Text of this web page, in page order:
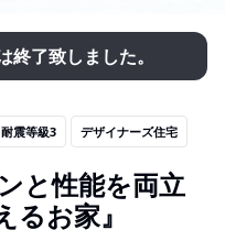
終了致しました。
耐震等級3 デザイナーズ住宅
と性能を両立
るお家』